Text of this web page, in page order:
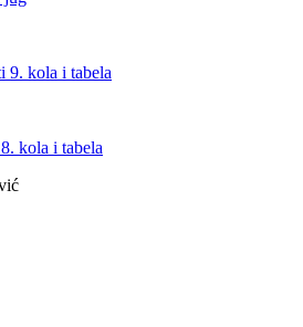
9. kola i tabela
kola i tabela